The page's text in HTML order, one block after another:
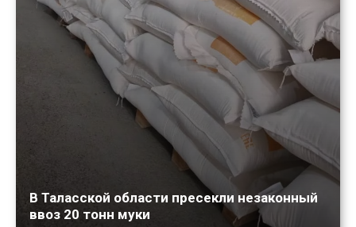
В Таласской области пресекли незаконный
ввоз 20 тонн муки